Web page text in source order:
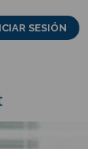
SESIÓN